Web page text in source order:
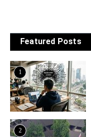
Featured Posts
1
2